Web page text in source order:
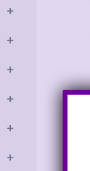
+
+
+
+
+
+